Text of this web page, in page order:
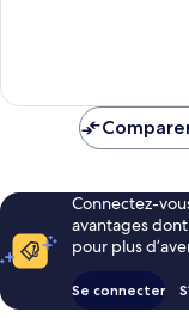
Connectez-
avantages
pour plus
Se connecter